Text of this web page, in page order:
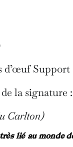
d’œuf Support
la signature
Carlton)
lié au monde